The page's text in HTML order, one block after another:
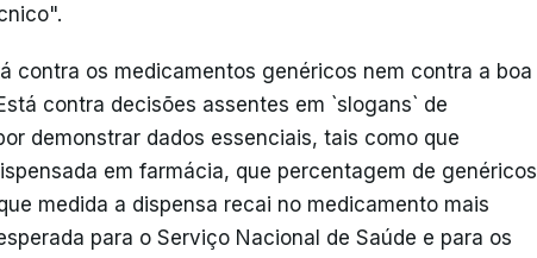
contra os medicamentos genéricos nem contra a boa
contra decisões assentes em `slogans` de
demonstrar dados essenciais, tais como que
em farmácia, que percentagem de genéricos
medida a dispensa recai no medicamento mais
para o Serviço Nacional de Saúde e para os